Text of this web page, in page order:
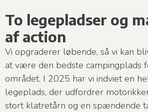
To legepladser og
af action
Vi opgraderer løbende, så vi kan
at være den bedste campingplads
området. I 2025 har vi indviet en
legeplads, der udfordrer
stort klatretårn og en spændende